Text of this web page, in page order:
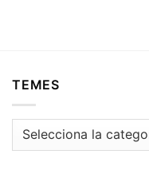
TEMES
Temes